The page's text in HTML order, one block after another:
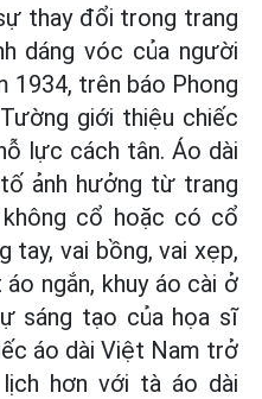
thay đổi trong trang
dáng vóc của người
1934, trên báo Phong
giới thiệu chiếc
lực cách tân. Áo dài
ảnh hưởng từ trang
cổ hoặc có cổ
tay, vai bồng, vai xẹp,
ngắn, khuy áo cài ở
sáng tạo của họa sĩ
áo dài Việt Nam trở
hơn với tà áo dài